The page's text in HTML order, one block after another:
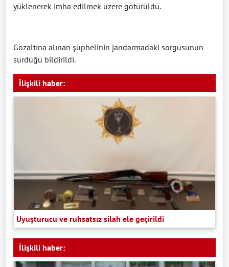
yüklenerek imha edilmek üzere götürüldü.
Gözaltına alınan şüphelinin jandarmadaki sorgusunun
sürdüğü bildirildi.
İlişkili haber:
Uyuşturucu ve ruhsatsız silah ele geçirildi
İlişkili haber: